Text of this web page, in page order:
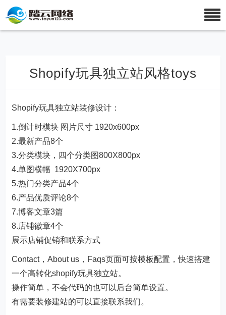
Shopify玩具独立站风格toys
Shopify玩具独立站装修设计：
1.倒计时模块 图片尺寸 1920x600px
2.最新产品8个
3.分类模块，四个分类图800X800px
4.单图横幅 1920X700px
5.热门分类产品4个
6.产品优质评论8个
7.博客文章3篇
8.店铺徽章4个
展示店铺促销和联系方式
Contact，About us，Faqs页面可按模板配置，快速搭建
一个高转化shopify玩具独立站。
操作简单，不会代码的也可以后台简单设置。
有需要装修建站的可以直接联系我们。